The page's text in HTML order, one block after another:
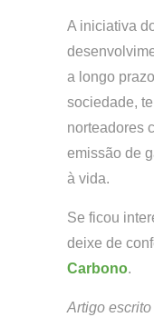
A iniciativa
a longo
sociedade,
norteadores
emissão de
à vida.
Se ficou
deixe de
Carbono.
Artigo